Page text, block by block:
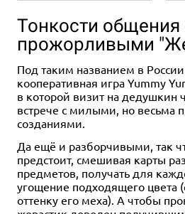
Тонкости общения
прожорливыми
Под таким названием в
кооперативная игра Yummy
в которой визит на дедушкин
встрече с милыми, но весьма
созданиями.
Да ещё и разборчивыми, так
предстоит, смешивая карты
предметов, получать для
угощение подходящего цвета
оттенку его меха). А чтобы